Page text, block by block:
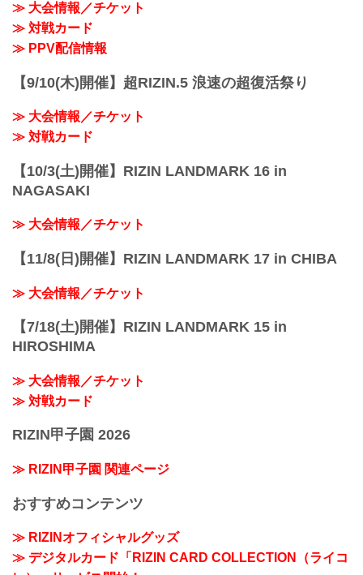
≫ 大会情報／チケット
≫ 対戦カード
≫ PPV配信情報
【9/10(木)開催】超RIZIN.5 浪速の超復活祭り
≫ 大会情報／チケット
≫ 対戦カード
【10/3(土)開催】RIZIN LANDMARK 16 in
NAGASAKI
≫ 大会情報／チケット
【11/8(日)開催】RIZIN LANDMARK 17 in CHIBA
≫ 大会情報／チケット
【7/18(土)開催】RIZIN LANDMARK 15 in
HIROSHIMA
≫ 大会情報／チケット
≫ 対戦カード
RIZIN甲子園 2026
≫ RIZIN甲子園 関連ページ
おすすめコンテンツ
≫ RIZINオフィシャルグッズ
≫ デジタルカード「RIZIN CARD COLLECTION（ライコ